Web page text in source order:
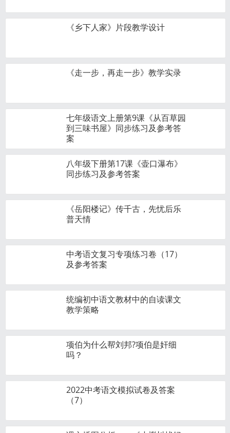
《乡下人家》片段教学设计
《走一步，再走一步》教学实录
七年级语文上册第9课《从百草园
到三味书屋》同步练习及参考答
案
八年级下册第17课《壶口瀑布》
同步练习及参考答案
《岳阳楼记》传千古，先忧后乐
普天情
中考语文复习专项练习卷（17）
及参考答案
统编初中语文教材中的自读课文
教学策略
项伯为什么帮刘邦?项伯是奸细
吗？
2022中考语文模拟试卷及答案
（7）